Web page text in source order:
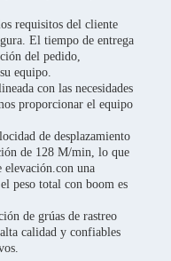
requisitos del cliente
El tiempo de entrega
del pedido,
equipo.
con las necesidades
proporcionar el equipo
de desplazamiento
de 128 M/min, lo que
elevación.con una
peso total con boom es
de grúas de rastreo
calidad y confiables